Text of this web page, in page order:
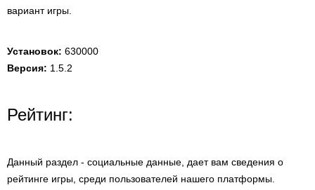
вариант игры.
Установок: 630000
Версия: 1.5.2
Рейтинг:
Данный раздел - социальные данные, дает вам сведения о
рейтинге игры, среди пользователей нашего платформы.